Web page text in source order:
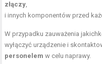
złączy,
i innych komponentów przed
W przypadku zauważenia
wyłączyć urządzenie i
personelem w celu naprawy.